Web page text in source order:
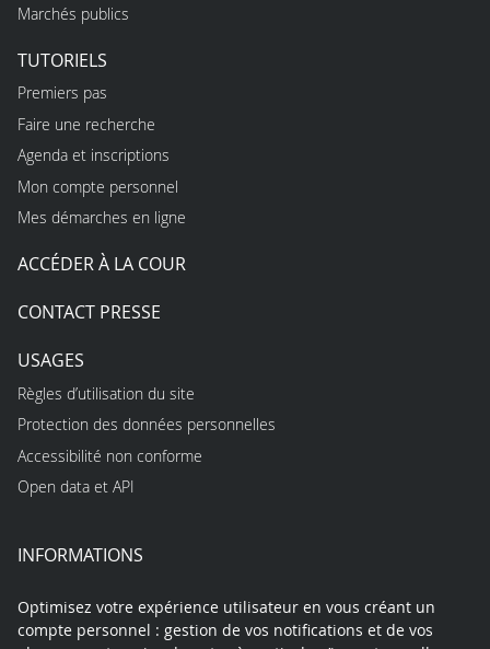
Marchés publics
TUTORIELS
Premiers pas
Faire une recherche
Agenda et inscriptions
Mon compte personnel
Mes démarches en ligne
ACCÉDER À LA COUR
CONTACT PRESSE
USAGES
Règles d’utilisation du site
Protection des données personnelles
Accessibilité non conforme
Open data et API
INFORMATIONS
Optimisez votre expérience utilisateur en vous créant un
compte personnel : gestion de vos notifications et de vos